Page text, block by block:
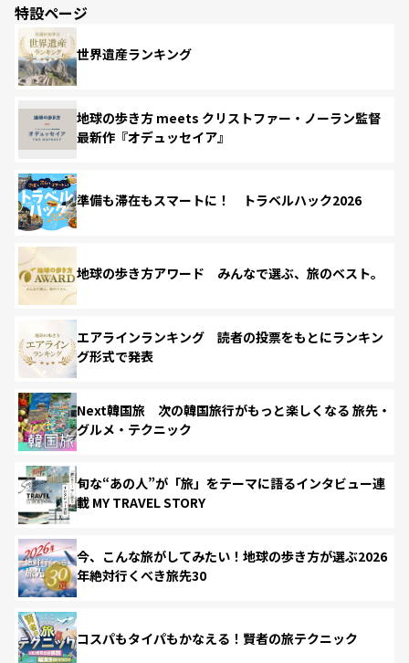
特設ページ
世界遺産ランキング
地球の歩き方 meets クリストファー・ノーラン監督
最新作『オデュッセイア』
準備も滞在もスマートに！ トラベルハック2026
地球の歩き方アワード みんなで選ぶ、旅のベスト。
エアラインランキング 読者の投票をもとにランキン
グ形式で発表
Next韓国旅 次の韓国旅行がもっと楽しくなる 旅先・
グルメ・テクニック
旬な“あの人”が「旅」をテーマに語るインタビュー連
載 MY TRAVEL STORY
今、こんな旅がしてみたい！地球の歩き方が選ぶ2026
年絶対行くべき旅先30
コスパもタイパもかなえる！賢者の旅テクニック